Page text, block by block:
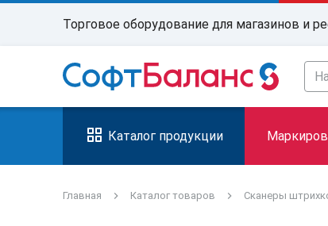
Торговое оборудование для магазинов и
Каталог продукции
Главная Каталог товаров Сканеры